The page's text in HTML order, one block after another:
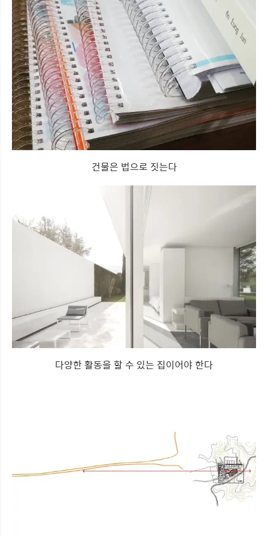
건물은 법으로 짓는다
다양한 활동을 할 수 있는 집이어야 한다